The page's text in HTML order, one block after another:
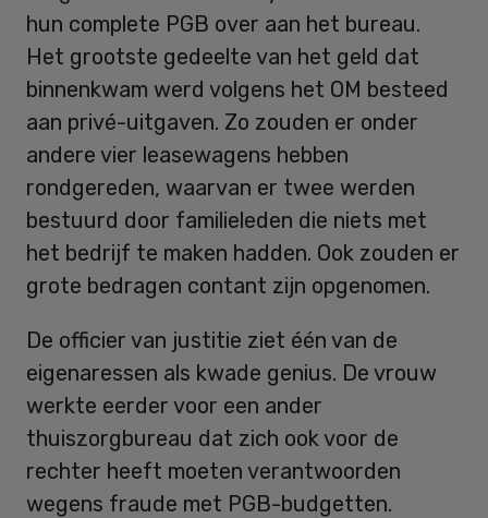
hun complete PGB over aan het bureau.
Het grootste gedeelte van het geld dat
binnenkwam werd volgens het OM besteed
aan privé-uitgaven. Zo zouden er onder
andere vier leasewagens hebben
rondgereden, waarvan er twee werden
bestuurd door familieleden die niets met
het bedrijf te maken hadden. Ook zouden er
grote bedragen contant zijn opgenomen.
De officier van justitie ziet één van de
eigenaressen als kwade genius. De vrouw
werkte eerder voor een ander
thuiszorgbureau dat zich ook voor de
rechter heeft moeten verantwoorden
wegens fraude met PGB-budgetten.